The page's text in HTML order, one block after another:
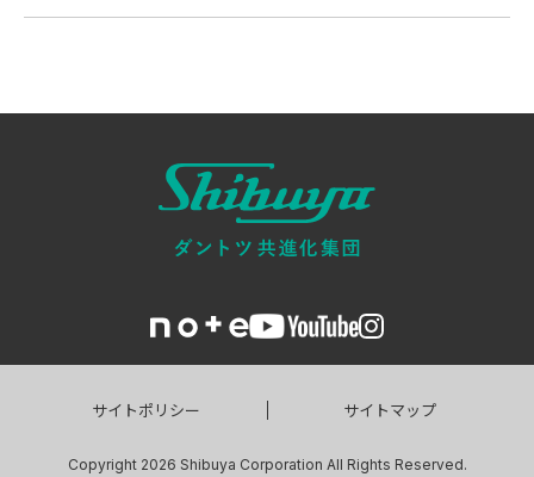
サイトポリシー サイトマップ
Copyright 2026 Shibuya Corporation All Rights Reserved.